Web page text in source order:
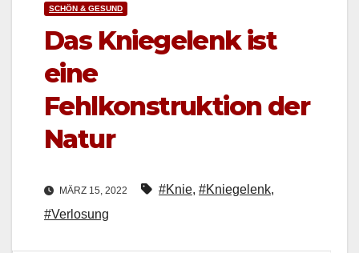
SCHÖN & GESUND
Das Kniegelenk ist
eine
Fehlkonstruktion der
Natur
MÄRZ 15, 2022 #Knie, #Kniegelenk,
#Verlosung